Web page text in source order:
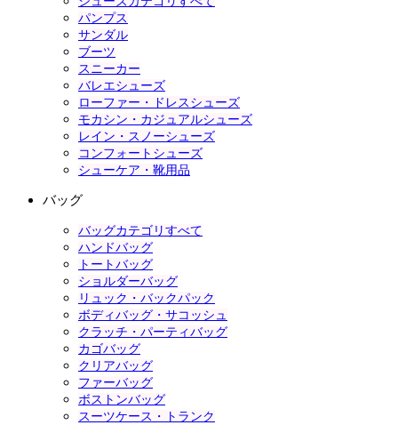
パンプス
サンダル
ブーツ
スニーカー
バレエシューズ
ローファー・ドレスシューズ
モカシン・カジュアルシューズ
レイン・スノーシューズ
コンフォートシューズ
シューケア・靴用品
バッグ
バッグカテゴリすべて
ハンドバッグ
トートバッグ
ショルダーバッグ
リュック・バックパック
ボディバッグ・サコッシュ
クラッチ・パーティバッグ
カゴバッグ
クリアバッグ
ファーバッグ
ボストンバッグ
スーツケース・トランク